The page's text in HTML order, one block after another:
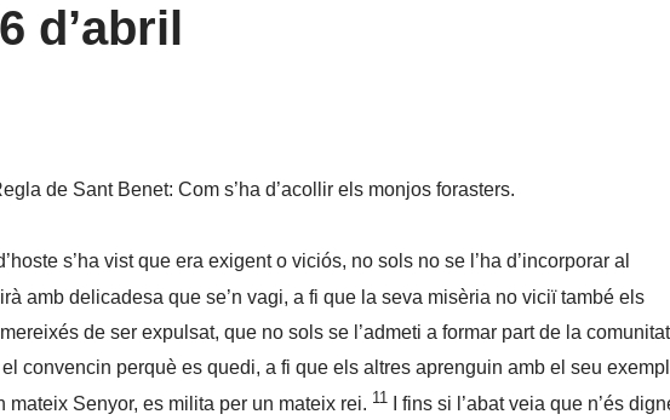
d’abril
de Sant Benet: Com s’ha d’acollir els monjos forasters.
s’ha vist que era exigent o viciós, no sols no se l’ha d’incorporar al
amb delicadesa que se’n vagi, a fi que la seva misèria no viciï també els
de ser expulsat, que no sols se l’admeti a formar part de la
convencin perquè es quedi, a fi que els altres aprenguin amb el seu
mateix Senyor, es milita per un mateix rei. 11I fins si l’abat veia que n’és